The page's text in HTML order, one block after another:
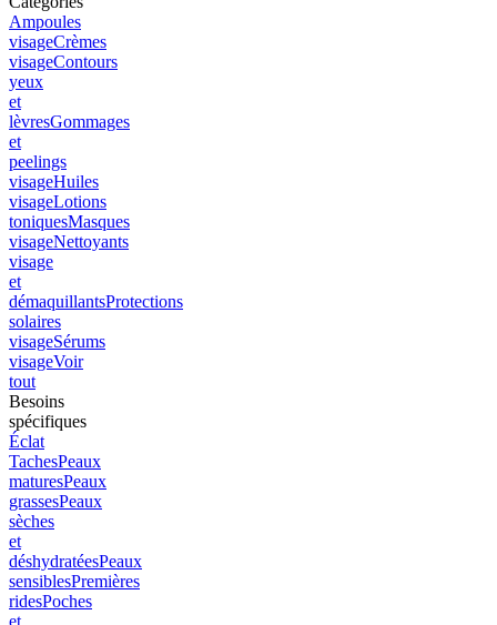
Ampoules
visageCrèmes
visageContours
yeux
et
lèvresGommages
et
peelings
visageHuiles
visageLotions
toniquesMasques
visageNettoyants
visage
et
démaquillantsProtections
solaires
visageSérums
visageVoir
tout
Besoins
spécifiques
Éclat
TachesPeaux
maturesPeaux
grassesPeaux
sèches
et
déshydratéesPeaux
sensiblesPremières
ridesPoches